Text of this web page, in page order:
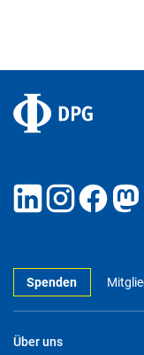
Spenden
Über uns